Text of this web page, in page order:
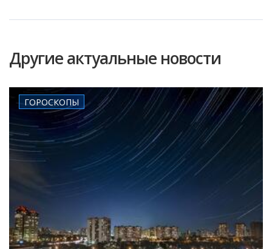
Другие актуальные новости
ГОРОСКОПЫ